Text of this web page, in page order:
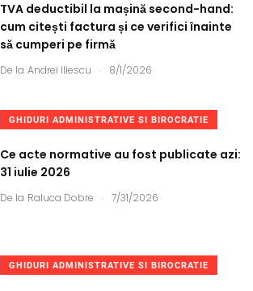
TVA deductibil la mașină second-hand:
cum citești factura și ce verifici înainte
să cumperi pe firmă
De la Andrei Iliescu . 8/1/2026
GHIDURI ADMINISTRATIVE SI BIROCRATIE
Ce acte normative au fost publicate azi:
31 iulie 2026
De la Raluca Dobre . 7/31/2026
GHIDURI ADMINISTRATIVE SI BIROCRATIE